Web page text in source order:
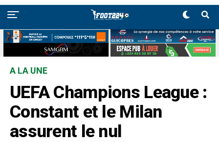
A LA UNE
UEFA Champions League :
Constant et le Milan
assurent le nul